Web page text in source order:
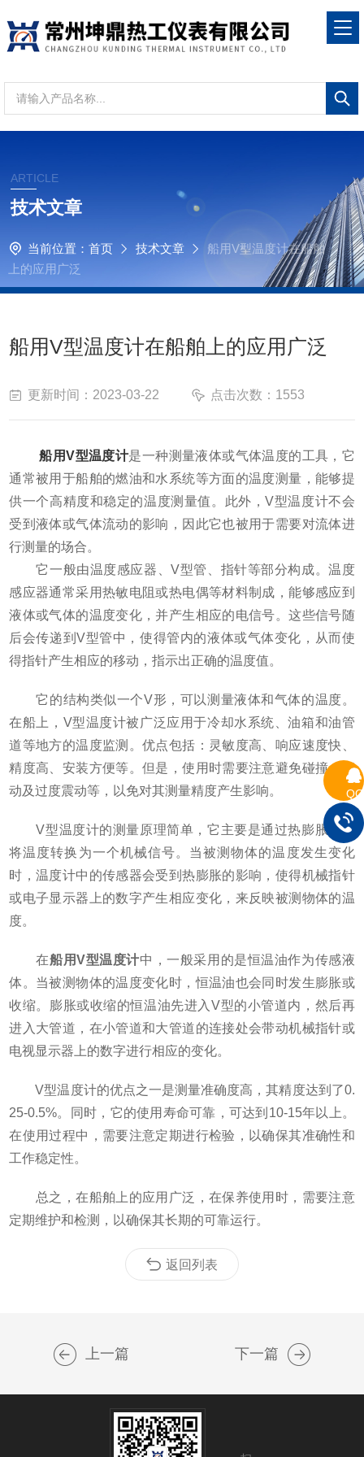
ARTICLE
技术文章
当前位置： 首页 技术文章
船用V型温度计在船舶
上的应用广泛
船用V型温度计在船舶上的应用广泛
更新时间：2023-03-22 点击次数：1553
船用V型温度计是一种测量液体或气体温度的工具，它
通常被用于船舶的燃油和水系统等方面的温度测量，能够提
供一个高精度和稳定的温度测量值。此外，V型温度计不会
受到液体或气体流动的影响，因此它也被用于需要对流体进
行测量的场合。
它一般由温度感应器、V型管、指针等部分构成。温度
感应器通常采用热敏电阻或热电偶等材料制成，能够感应到
液体或气体的温度变化，并产生相应的电信号。这些信号随
后会传递到V型管中，使得管内的液体或气体变化，从而使
得指针产生相应的移动，指示出正确的温度值。
它的结构类似一个V形，可以测量液体和气体的温度。
在船上，V型温度计被广泛应用于冷却水系统、油箱和油管
道等地方的温度监测。优点包括：灵敏度高、响应速度快、
精度高、安装方便等。但是，使用时需要注意避免碰撞、振
动及过度震动等，以免对其测量精度产生影响。
V型温度计的测量原理简单，它主要是通过热膨胀原理
将温度转换为一个机械信号。当被测物体的温度发生变化
时，温度计中的传感器会受到热膨胀的影响，使得机械指针
或电子显示器上的数字产生相应变化，来反映被测物体的温
度。
在船用V型温度计中，一般采用的是恒温油作为传感液
体。当被测物体的温度变化时，恒温油也会同时发生膨胀或
收缩。膨胀或收缩的恒温油先进入V型的小管道内，然后再
进入大管道，在小管道和大管道的连接处会带动机械指针或
电视显示器上的数字进行相应的变化。
V型温度计的优点之一是测量准确度高，其精度达到了0.
25-0.5%。同时，它的使用寿命可靠，可达到10-15年以上。
在使用过程中，需要注意定期进行检验，以确保其准确性和
工作稳定性。
总之，在船舶上的应用广泛，在保养使用时，需要注意
定期维护和检测，以确保其长期的可靠运行。
返回列表
上一篇 下一篇
QQ